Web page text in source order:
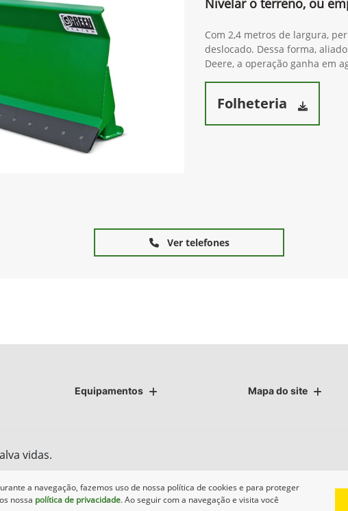
Nivelar o terreno, ou
Com 2,4 metros de largura,
deslocado. Dessa forma,
Deere, a operação ganha em
Folheteria
Ver telefones
Equipamentos Mapa do site
vidas.
a navegação, fazemos uso de nossa política de cookies e para proteger
nossa política de privacidade. Ao seguir com a navegação e visita você